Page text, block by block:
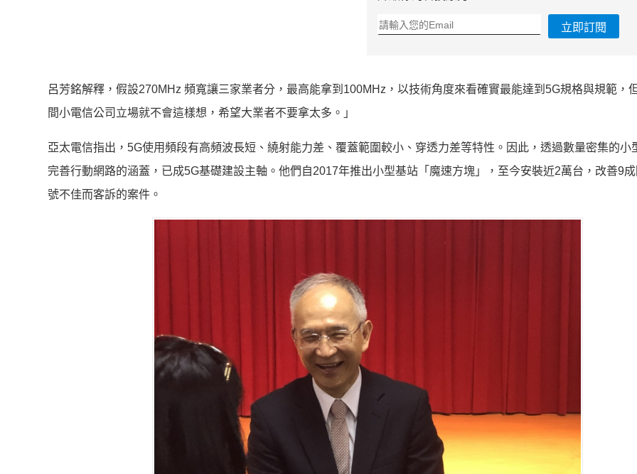
立即訂閱
呂芳銘解釋，假設270MHz 頻寬讓三家業者分，最高能拿到100MHz，以技術角度來看確實最能達到5G規格與規範，
間小電信公司立場就不會這樣想，希望大業者不要拿太多。」
亞太電信指出，5G使用頻段有高頻波長短、繞射能力差、覆蓋範圍較小、穿透力差等特性。因此，透過數量密集的小
完善行動網路的涵蓋，已成5G基礎建設主軸。他們自2017年推出小型基站「魔速方塊」，至今安裝近2萬台，改善9
號不佳而客訴的案件。